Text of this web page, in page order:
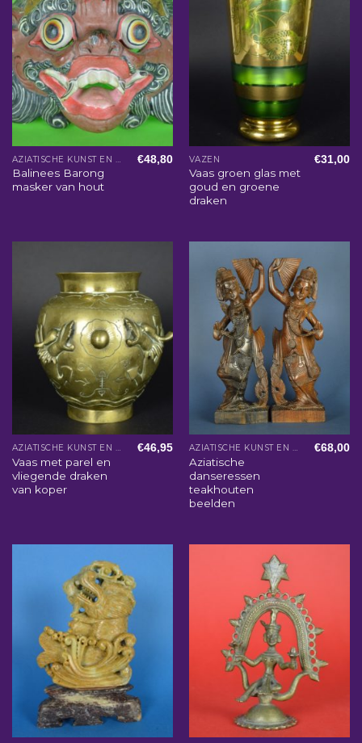
AZIATISCHE KUNST EN WOONACCESSOIRES
Balinees Barong
masker van hout
€48,80 VAZEN
Vaas groen glas met
goud en groene
draken
€31,00
AZIATISCHE KUNST EN WOONACCESSOIRES
Vaas met parel en
vliegende draken
van koper
€46,95 AZIATISCHE KUNST EN WOONACCESSOIRES
Aziatische
danseressen
teakhouten
beelden
€68,00